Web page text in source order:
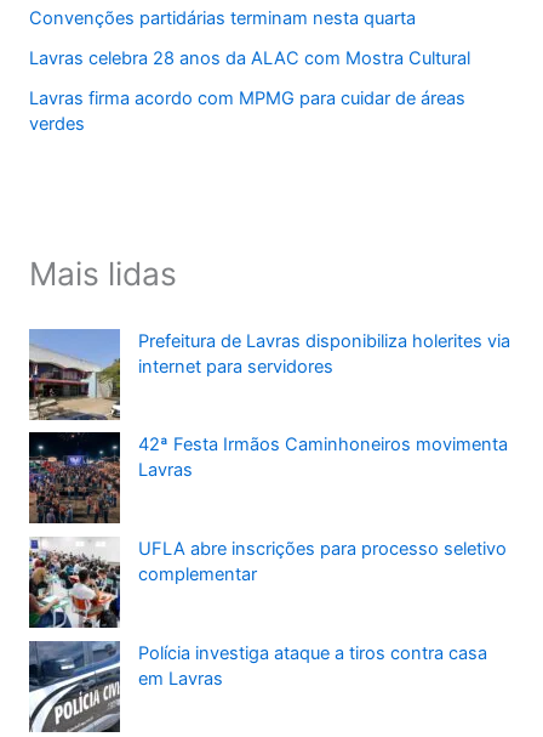
Convenções partidárias terminam nesta quarta
Lavras celebra 28 anos da ALAC com Mostra Cultural
Lavras firma acordo com MPMG para cuidar de áreas
verdes
Mais lidas
Prefeitura de Lavras disponibiliza holerites via
internet para servidores
42ª Festa Irmãos Caminhoneiros movimenta
Lavras
UFLA abre inscrições para processo seletivo
complementar
Polícia investiga ataque a tiros contra casa
em Lavras